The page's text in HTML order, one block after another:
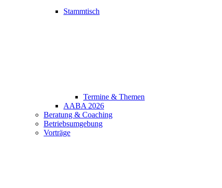
Stammtisch
Termine & Themen
AABA 2026
Beratung & Coaching
Betriebsumgebung
Vorträge